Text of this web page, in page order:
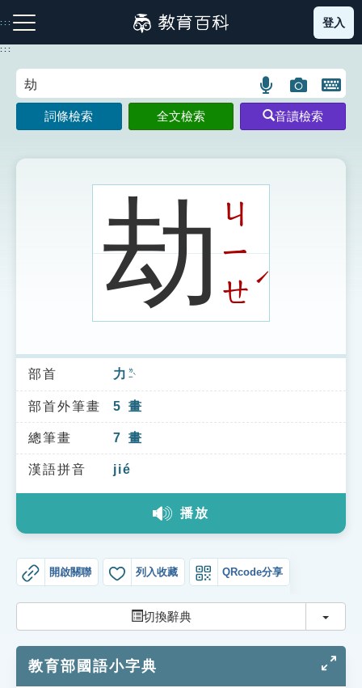
到
主
:::
注音索引圖示 筆畫索引圖示 部首索引表圖示
索引選單
知識索引
單字索引
生命大百科索引
教學應用
貓頭鷹博士
登入
:::
語
言
搜
示
圖
片
搜
開
鍵
圖
詞條檢索 全文檢索 音讀檢索
劫 ㄐ
ㄧ
ㄝ
ˊ
部首 力 ㄌㄧˋ
部首外筆畫 5 畫
總筆畫 7 畫
漢語拼音 jié
播放
開啟關聯 列入收藏 QRcode分享
切換辭典 切換
教育部國語小字典